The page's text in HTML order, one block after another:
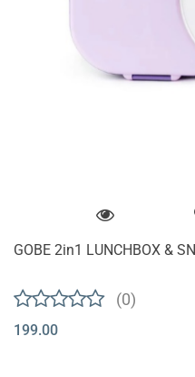
GOBE 2in1 LUNCHBOX &
(0)
199.00